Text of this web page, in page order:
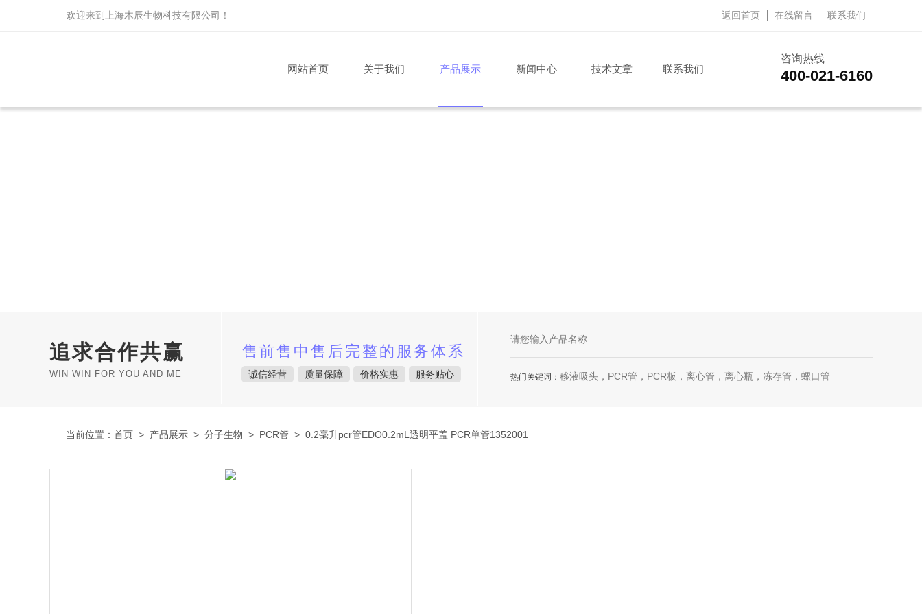
欢迎来到 上海木辰生物科技有限公司 ！ 返回首页 在线留言 联系我们
咨询热线
400-021-6160
网站首页 关于我们 产品展示 新闻中心 技术文章 联系我们
追求合作共赢
WIN WIN FOR YOU AND ME
售前售中售后完整的服务体系
诚信经营 质量保障 价格实惠 服务贴心 热门关键词： 移液吸头，PCR管，PCR板，离心管，离心瓶，冻存管，螺口管
当前位置： 首页 > 产品展示 > 分子生物 > PCR管 > 0.2毫升pcr管EDO0.2mL透明平盖 PCR单管1352001